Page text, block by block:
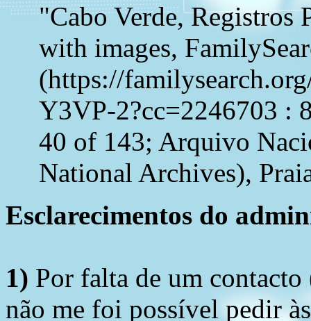
"Cabo Verde, Registros
with images,
(https://
Y3VP-2?cc=2246703 :
40 of 143; Arquivo
National Archives),
Esclarecimentos do
1) Por falta de um
não me foi possível pedir